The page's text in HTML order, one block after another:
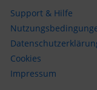
Support & Hilfe
Cookies
Impressum